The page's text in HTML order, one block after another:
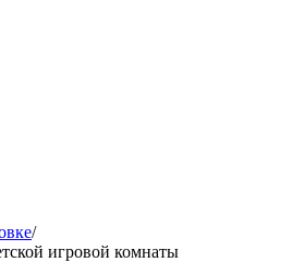
/
игровой комнаты